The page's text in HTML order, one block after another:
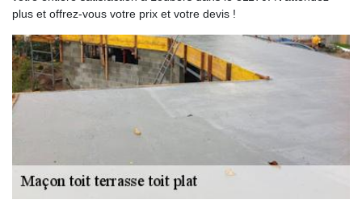
plus et offrez-vous votre prix et votre devis !